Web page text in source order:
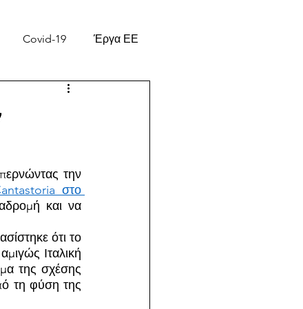
Covid-19 Έργα ΕΕ
την
στο
και να
ότι το
Ιταλική
της σχέσης
τη φύση της